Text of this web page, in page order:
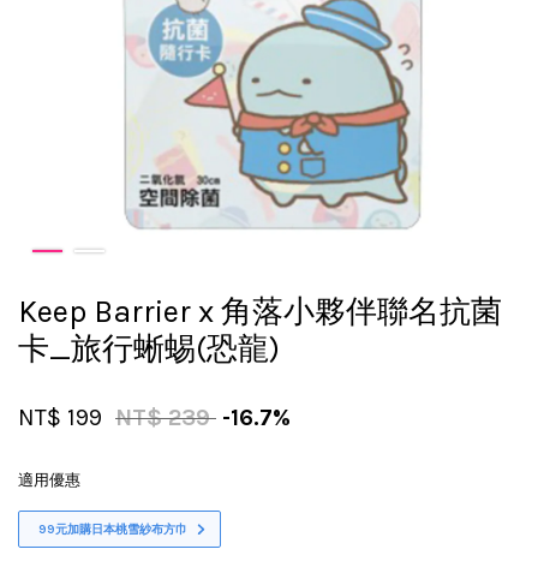
Keep Barrier x 角落小夥伴聯名抗菌
卡_旅行蜥蜴(恐龍)
NT$ 199 NT$ 239 -16.7%
適用優惠
99元加購日本桃雪紗布方巾